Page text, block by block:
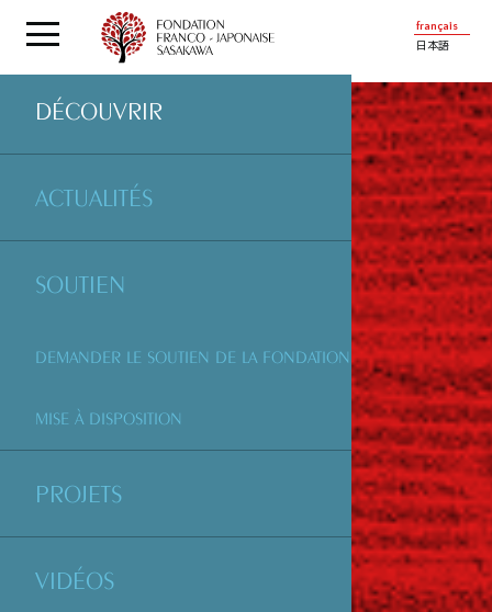
français
日本語
DÉCOUVRIR
ACTUALITÉS
SOUTIEN
DEMANDER LE SOUTIEN DE LA FONDATION
MISE À DISPOSITION
PROJETS
VIDÉOS